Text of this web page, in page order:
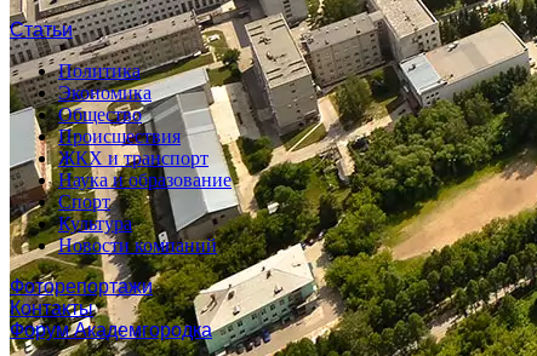
Статьи
Политика
Экономика
Общество
Происшествия
ЖКХ и транспорт
Наука и образование
Спорт
Культура
Новости компаний
Фоторепортажи
Контакты
Форум Академгородка